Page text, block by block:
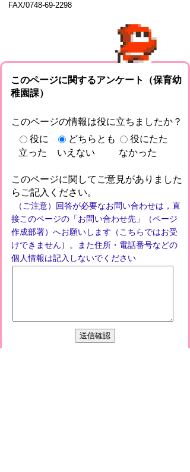
FAX/0748-69-2298
このページに関するアンケート（保育幼
稚園課）
このページの情報は役に立ちましたか？
役に
立った
どちらとも
いえない
役にたた
なかった
このページに関してご意見がありました
らご記入ください。
（ご注意）回答が必要なお問い合わせは，直
接このページの「お問い合わせ先」（ページ
作成部署）へお願いします（こちらではお受
けできません）。また住所・電話番号などの
個人情報は記入しないでください